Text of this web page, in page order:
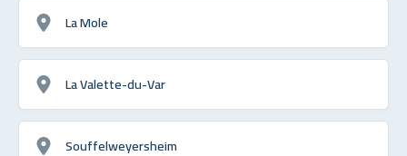
La Mole
La Valette-du-Var
Souffelweyersheim